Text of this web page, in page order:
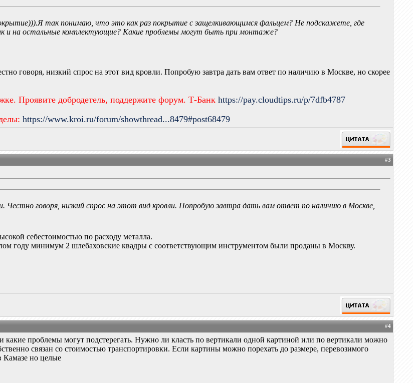
так понимаю, что это как раз покрытие с защелкивающимся фальцем? Не подскажете, где
и на остальные комплектующие? Какие проблемы могут быть при монтаже?
говоря, низкий спрос на этот вид кровли. Попробую завтра дать вам ответ по наличию в Москве, но скорее
Проявите добродетель, поддержите форум. Т-Банкhttps://pay.cloudtips.ru/p/7dfb4787
https://www.kroi.ru/forum/showthread...8479#post68479
#3
Честно говоря, низкий спрос на этот вид кровли. Попробую завтра дать вам ответ по наличию в Москве,
себестоимостью по расходу металла.
году минимум 2 шлебаховские квадры с соответствующим инструментом были проданы в Москву.
#4
какие проблемы могут подстерегать. Нужно ли класть по вертикали одной картиной или по вертикали можно
связан со стоимостью транспортировки. Если картины можно порехать до размере, перевозимого
Камазе но целые